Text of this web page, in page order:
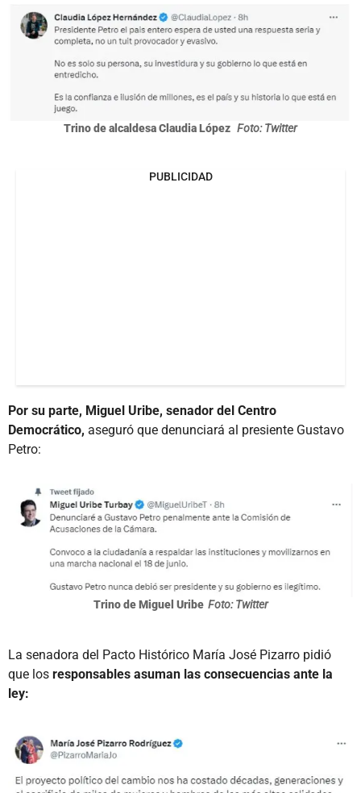
Trino de alcaldesa Claudia López Foto: Twitter
PUBLICIDAD
Por su parte, Miguel Uribe, senador del Centro
Democrático, aseguró que denunciará al presiente Gustavo
Petro:
Trino de Miguel Uribe Foto: Twitter
La senadora del Pacto Histórico María José Pizarro pidió
que los responsables asuman las consecuencias ante la
ley: